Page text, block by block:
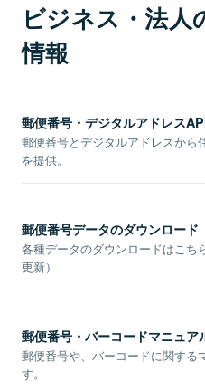
ビジネス・法人
情報
郵便番号・デジタルアドレス
郵便番号とデジタルアドレスから
を提供。
郵便番号データのダウンロード
各種データのダウンロードはこち
更新）
郵便番号・バーコードマニュア
郵便番号や、バーコードに関する
す。